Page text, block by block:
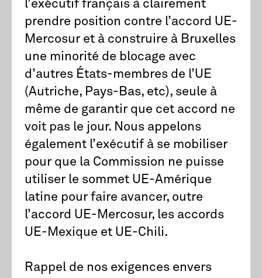
l’exécutif français à clairement
prendre position contre l’accord UE-
Mercosur et à construire à Bruxelles
une minorité de blocage avec
d’autres États-membres de l’UE
(Autriche, Pays-Bas, etc), seule à
même de garantir que cet accord ne
voit pas le jour. Nous appelons
également l’exécutif à se mobiliser
pour que la Commission ne puisse
utiliser le sommet UE-Amérique
latine pour faire avancer, outre
l’accord UE-Mercosur, les accords
UE-Mexique et UE-Chili.
Rappel de nos exigences envers